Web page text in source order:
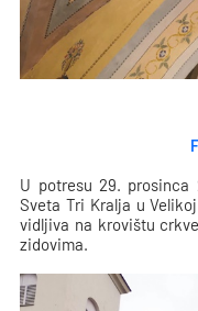
U potresu 29.
Sveta Tri Kralja u
vidljiva na krovištu
zidovima.